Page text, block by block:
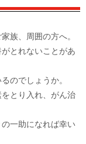
族、周囲の方へ。
とれないことがあ
のでしょうか。
とり入れ、がん治
一助になれば幸い